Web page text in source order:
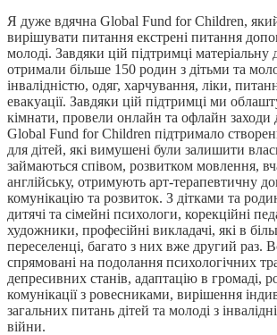
Я дуже вдячна Global Fund for Children,
вирішувати питання екстрені питання
молоді. Завдяки цій підтримці матеріальну
отримали більше 150 родин з дітьми та
інвалідністю, одяг, харчування, ліки,
евакуації. Завдяки цій підтримці ми
кімнати, провели онлайн та офлайн заходи
Global Fund for Children підтримало
для дітей, які вимушені були залишити
займаються співом, розвитком мовлення,
англійську, отримують арт-терапевтичну
комунікацію та розвиток. З дітками та
дитячі та сімейні психологи, корекційні
художники, професійні викладачі, які в
переселенці, багато з них вже другий раз.
спрямовані на подолання психологічних
депресивних станів, адаптацію в громаді,
комунікації з ровесниками, вирішення
загальних питань дітей та молоді з
війни.